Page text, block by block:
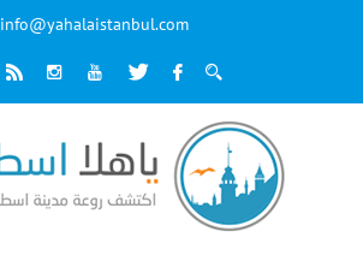
info@yahalaistanbul.com